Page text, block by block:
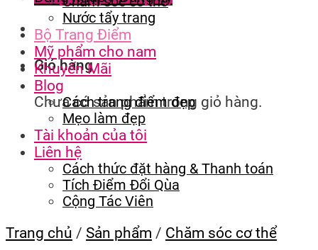
Giỏ hàng
Chưa có sản phẩm trong giỏ hàng.
Nước tẩy trang
Bộ Trang Điểm
Mỹ phẩm cho nam
Khuyến Mãi
Blog
Cách trang điểm đẹp
Mẹo làm đẹp
Tài khoản của tôi
Liên hệ
Cách thức đặt hàng & Thanh toán
Tích Điểm Đổi Qùa
Cộng Tác Viên
Trang chủ / Sản phẩm / Chăm sóc cơ thể